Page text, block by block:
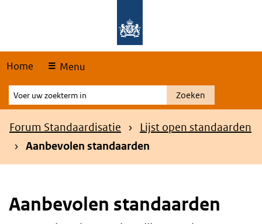
Home Menu
Voer
uw
zoekterm
Zoeken
Kruimelpad
Forum Standaardisatie
Lijst open standaarden
Aanbevolen standaarden
Aanbevolen standaarden